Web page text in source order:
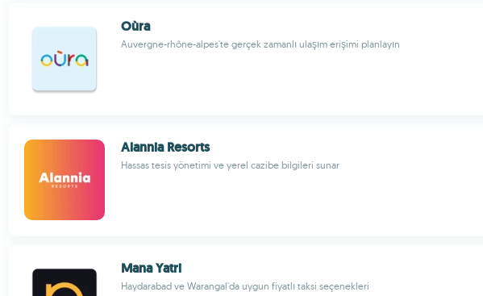
Oùra
Auvergne-rhône-alpes'te gerçek zamanlı ulaşım erişimi planlayın
Alannia Resorts
Hassas tesis yönetimi ve yerel cazibe bilgileri sunar
Mana Yatri
Haydarabad ve Warangal'da uygun fiyatlı taksi seçenekleri